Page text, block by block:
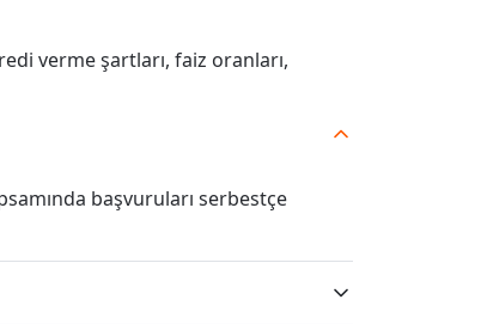
verme şartları, faiz oranları,
başvuruları serbestçe